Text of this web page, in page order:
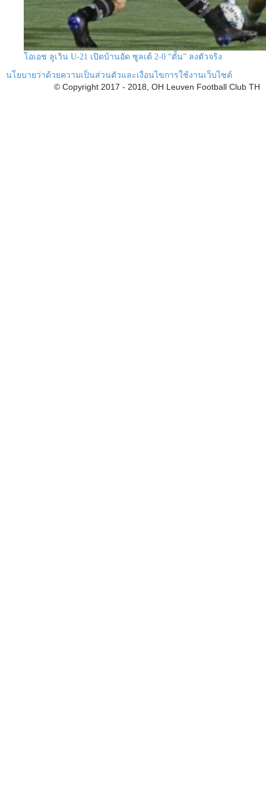
โอเอช ลูเวิน U-21 เปิดบ้านอัด ซูลเต้ 2-0 “ตั้น” ลงตัวจริง
นโยบายว่าด้วยความเป็นส่วนตัวและเงื่อนไขการใช้งานเว็บไซต์
© Copyright 2017 - 2018, OH Leuven Football Club TH